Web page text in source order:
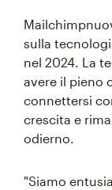
sulla
nel 2024. La
avere il pieno
connettersi
crescita e
odierno.
"Siamo